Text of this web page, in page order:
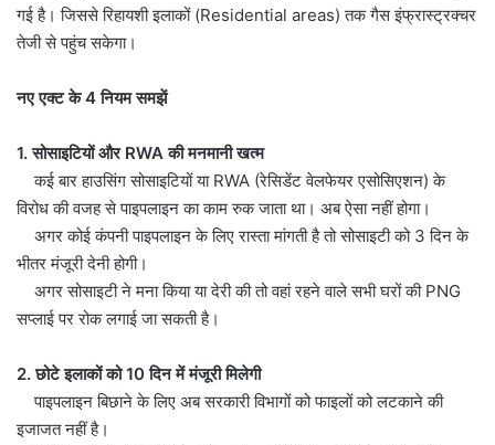
गई है। जिससे रिहायशी इलाकों (Residential areas) तक गैस इंफ्रास्ट्रक्चर
तेजी से पहुंच सकेगा।
नए एक्ट के 4 नियम समझें
1. सोसाइटियों और RWA की मनमानी खत्म
कई बार हाउसिंग सोसाइटियों या RWA (रेसिडेंट वेलफेयर एसोसिएशन) के
विरोध की वजह से पाइपलाइन का काम रुक जाता था। अब ऐसा नहीं होगा।
अगर कोई कंपनी पाइपलाइन के लिए रास्ता मांगती है तो सोसाइटी को 3 दिन के
भीतर मंजूरी देनी होगी।
अगर सोसाइटी ने मना किया या देरी की तो वहां रहने वाले सभी घरों की PNG
सप्लाई पर रोक लगाई जा सकती है।
2. छोटे इलाकों को 10 दिन में मंजूरी मिलेगी
पाइपलाइन बिछाने के लिए अब सरकारी विभागों को फाइलों को लटकाने की
इजाजत नहीं है।